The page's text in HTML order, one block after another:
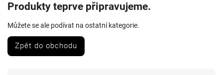
Produkty teprve připravujeme.
Můžete se ale podívat na ostatní kategorie.
Zpět do obchodu